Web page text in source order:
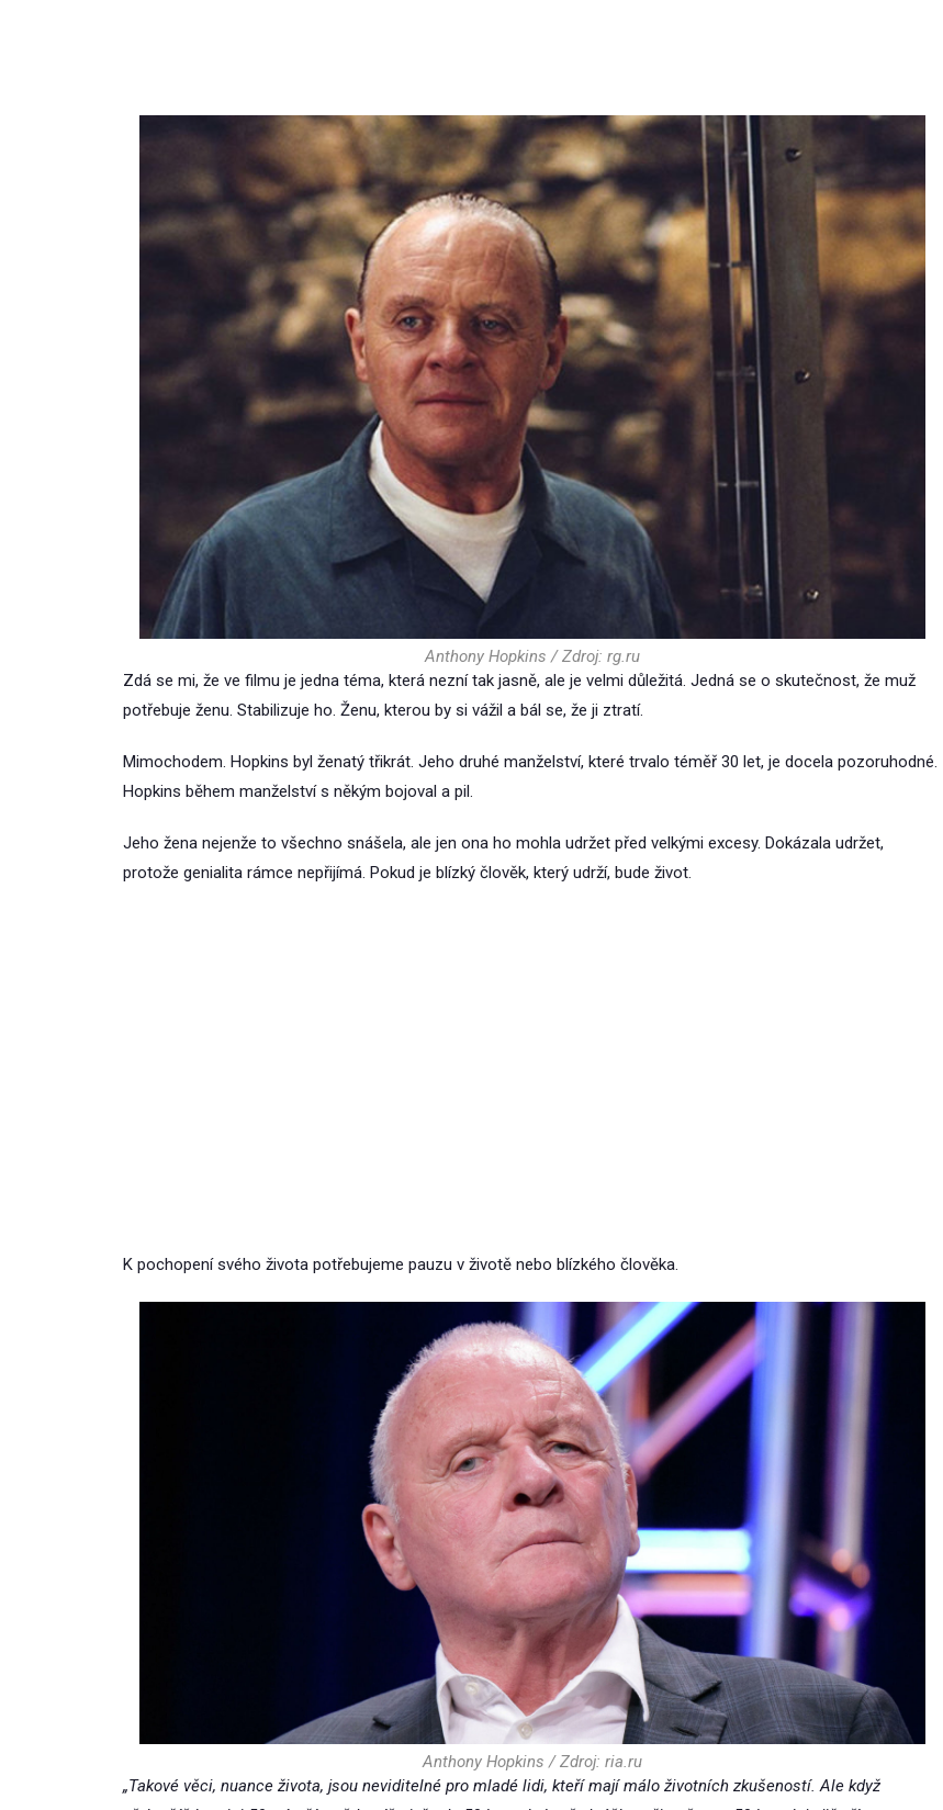
Anthony Hopkins / Zdroj: rg.ru
Zdá se mi, že ve filmu je jedna téma, která nezní tak jasně, ale je velmi důležitá. Jedná se o skutečnost, že muž
potřebuje ženu. Stabilizuje ho. Ženu, kterou by si vážil a bál se, že ji ztratí.
Mimochodem. Hopkins byl ženatý třikrát. Jeho druhé manželství, které trvalo téměř 30 let, je docela pozoruhodné.
Hopkins během manželství s někým bojoval a pil.
Jeho žena nejenže to všechno snášela, ale jen ona ho mohla udržet před velkými excesy. Dokázala udržet,
protože genialita rámce nepřijímá. Pokud je blízký člověk, který udrží, bude život.
K pochopení svého života potřebujeme pauzu v životě nebo blízkého člověka.
Anthony Hopkins / Zdroj: ria.ru
„Takové věci, nuance života, jsou neviditelné pro mladé lidi, kteří mají málo životních zkušeností. Ale když